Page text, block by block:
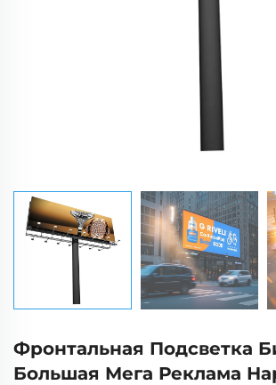
Фронтальная Подсветка
Большая Мега Реклама